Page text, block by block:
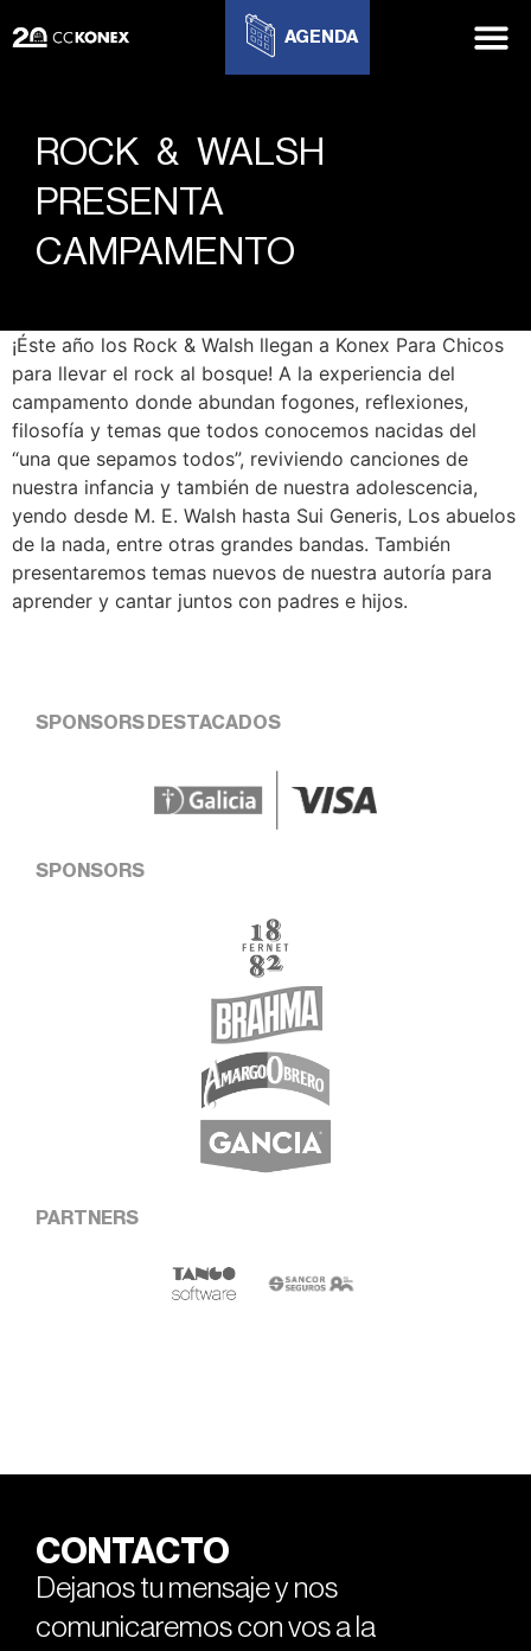
AGENDA
ROCK & WALSH
PRESENTA
CAMPAMENTO
¡Éste año los Rock & Walsh llegan a Konex Para Chicos
para llevar el rock al bosque! A la experiencia del
campamento donde abundan fogones, reflexiones,
filosofía y temas que todos conocemos nacidas del
“una que sepamos todos”, reviviendo canciones de
nuestra infancia y también de nuestra adolescencia,
yendo desde M. E. Walsh hasta Sui Generis, Los abuelos
de la nada, entre otras grandes bandas. También
presentaremos temas nuevos de nuestra autoría para
aprender y cantar juntos con padres e hijos.
SPONSORS DESTACADOS
SPONSORS
PARTNERS
CONTACTO
Dejanos tu mensaje y nos
comunicaremos con vos a la